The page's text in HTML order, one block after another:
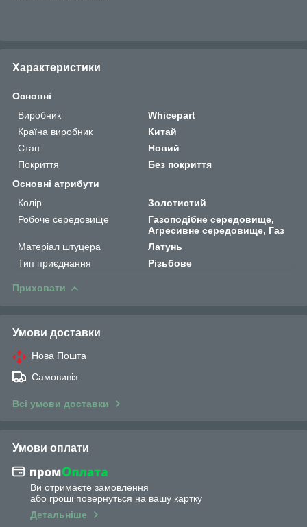
Характеристики
Основні
Виробник
Whicepart
Країна виробник
Китай
Стан
Новий
Покриття
Без покриття
Основні атрибути
Колір
Золотистий
Робоче середовище
Газоподібне середовище,
Агресивне середовище, Газ
Матеріал штуцера
Латунь
Тип приєднання
Різьбове
Приховати
Умови доставки
Нова Пошта
Самовивіз
Всі умови доставки
Умови оплати
Ви отримаєте замовлення
або гроші повернуться на вашу картку
Детальніше